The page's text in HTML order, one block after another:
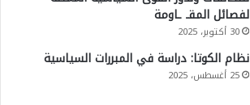
لفصائل المقـ ـاومة
30 أكتوبر، 2025
نظام الكوتا: دراسة في المبررات السياسية
25 أغسطس، 2025